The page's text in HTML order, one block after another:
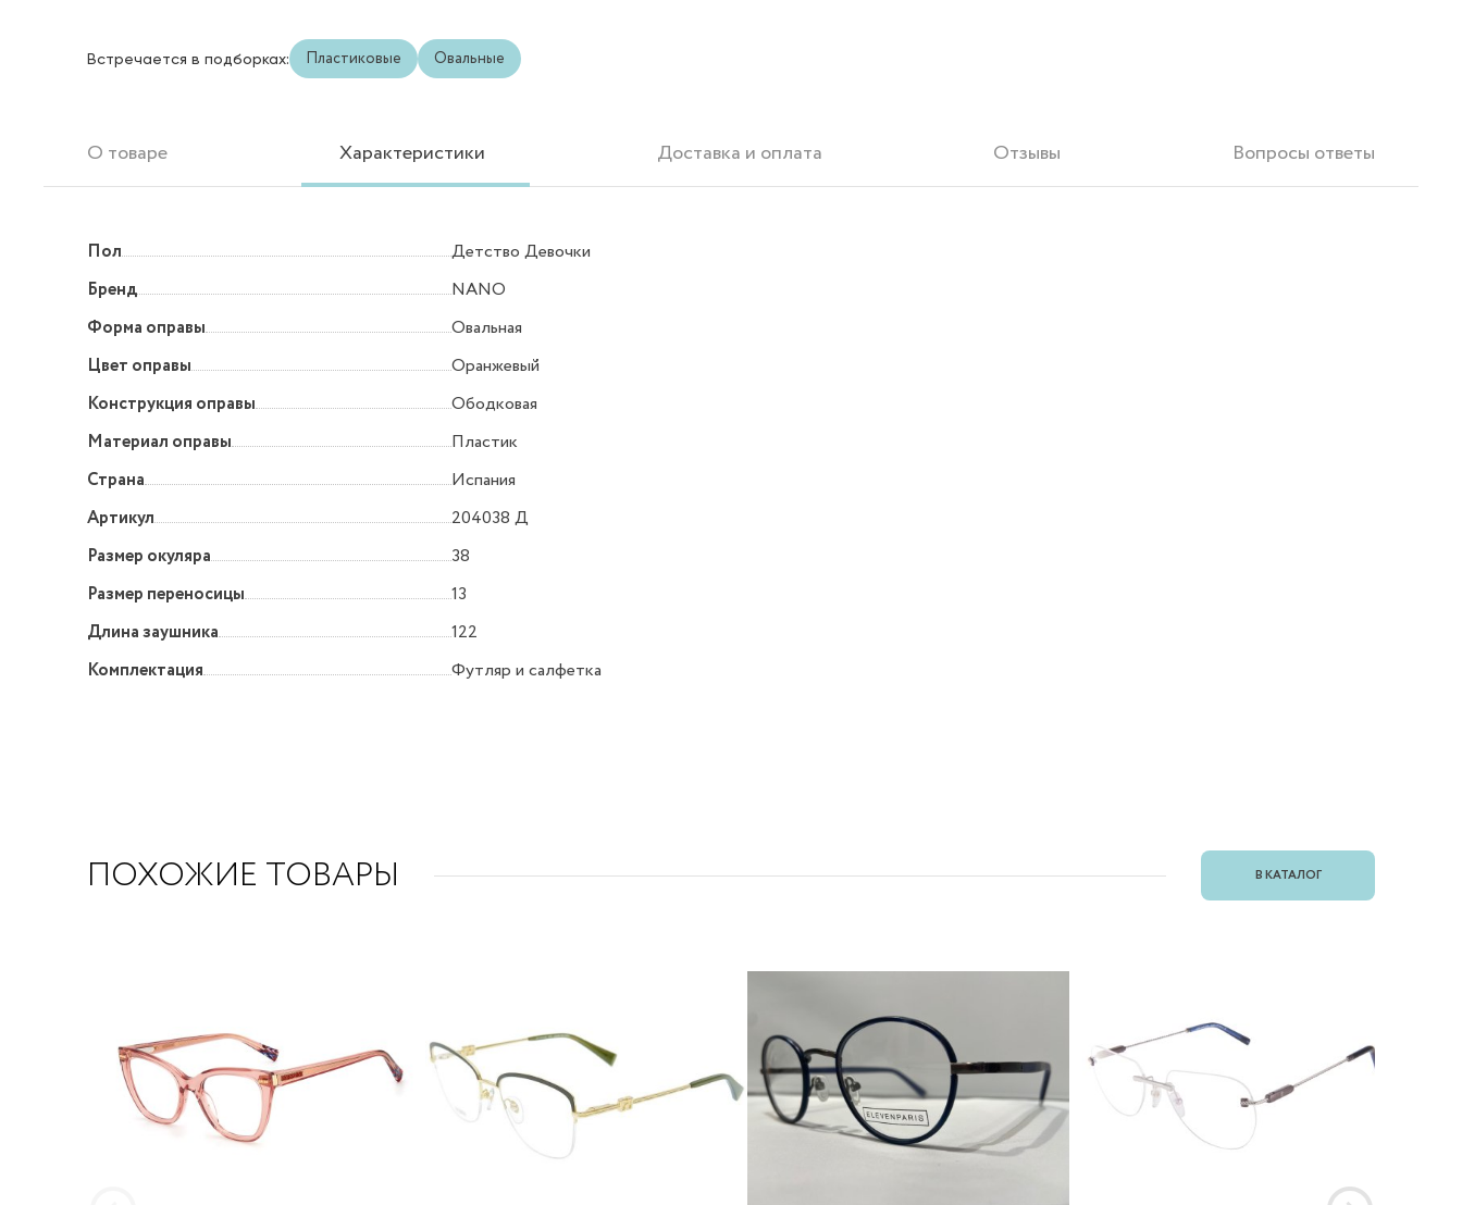
Встречается в подборках: Пластиковые Овальные
О товаре Характеристики Доставка и оплата Отзывы Вопросы ответы
Пол
Детство Девочки
Бренд
NANO
Форма оправы
Овальная
Цвет оправы
Оранжевый
Конструкция оправы
Ободковая
Материал оправы
Пластик
Страна
Испания
Артикул
204038 Д
Размер окуляра
38
Размер переносицы
13
Длина заушника
122
Комплектация
Футляр и салфетка
ПОХОЖИЕ ТОВАРЫ В КАТАЛОГ